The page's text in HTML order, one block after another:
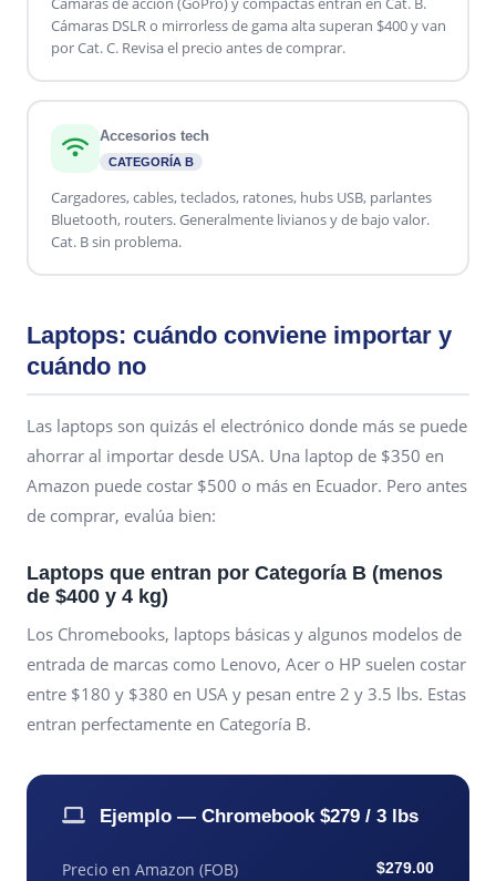
Cámaras DSLR o mirrorless de gama alta superan $400 y van
por Cat. C. Revisa el precio antes de comprar.
Accesorios tech
CATEGORÍA B
Cargadores, cables, teclados, ratones, hubs USB, parlantes
Bluetooth, routers. Generalmente livianos y de bajo valor.
Cat. B sin problema.
Laptops: cuándo conviene importar y
cuándo no
Las laptops son quizás el electrónico donde más se puede
ahorrar al importar desde USA. Una laptop de $350 en
Amazon puede costar $500 o más en Ecuador. Pero antes
de comprar, evalúa bien:
Laptops que entran por Categoría B (menos
de $400 y 4 kg)
Los Chromebooks, laptops básicas y algunos modelos de
entrada de marcas como Lenovo, Acer o HP suelen costar
entre $180 y $380 en USA y pesan entre 2 y 3.5 lbs. Estas
entran perfectamente en Categoría B.
Ejemplo — Chromebook $279 / 3 lbs
Precio en Amazon (FOB) $279.00